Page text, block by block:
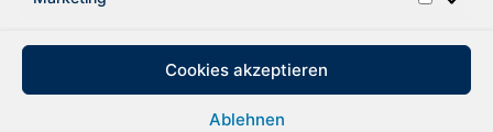
Cookies akzeptieren
Ablehnen